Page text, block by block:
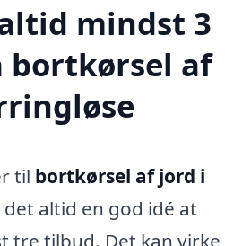
mindst 3
bortkørsel af
til bortkørsel af jord i
det altid en god idé at
tre tilbud. Det kan virke